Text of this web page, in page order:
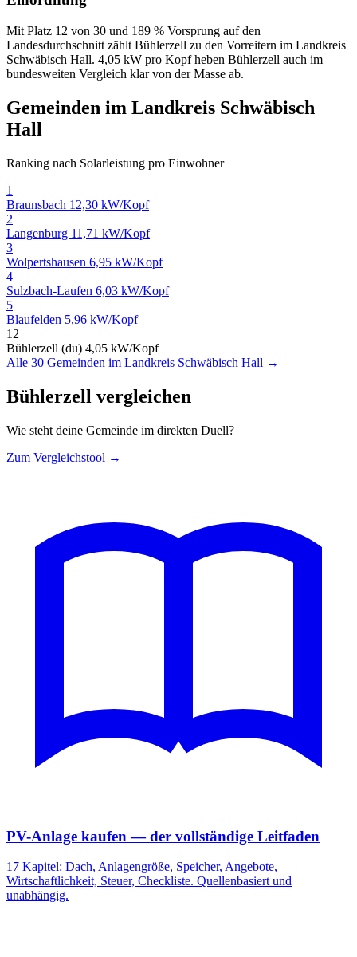
Mit Platz 12 von 30 und 189 % Vorsprung auf den
Landesdurchschnitt zählt Bühlerzell zu den Vorreitern im Landkreis
Schwäbisch Hall. 4,05 kW pro Kopf heben Bühlerzell auch im
bundesweiten Vergleich klar von der Masse ab.
Gemeinden im Landkreis Schwäbisch
Hall
Ranking nach Solarleistung pro Einwohner
1
Braunsbach 12,30 kW/Kopf
2
Langenburg 11,71 kW/Kopf
3
Wolpertshausen 6,95 kW/Kopf
4
Sulzbach-Laufen 6,03 kW/Kopf
5
Blaufelden 5,96 kW/Kopf
12
Bühlerzell (du) 4,05 kW/Kopf
Alle 30 Gemeinden im Landkreis Schwäbisch Hall →
Bühlerzell vergleichen
Wie steht deine Gemeinde im direkten Duell?
Zum Vergleichstool →
PV-Anlage kaufen — der vollständige Leitfaden
17 Kapitel: Dach, Anlagengröße, Speicher, Angebote,
Wirtschaftlichkeit, Steuer, Checkliste. Quellenbasiert und
unabhängig.